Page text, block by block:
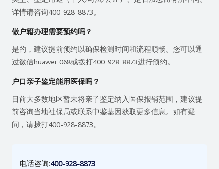
详情请咨询400-928-8873。
做户籍办理需要预约吗？
是的，建议提前预约以确保检测时间和流程顺畅。您可以通
过微信huawei-068或拨打400-928-8873进行预约。
户口亲子鉴定能用医保吗？
目前大多数地区暂未将亲子鉴定纳入医保报销范围，建议提
前咨询当地社保局或联系中鉴基因获取更多信息。如有疑
问，请拨打400-928-8873。
电话咨询:400-928-8873